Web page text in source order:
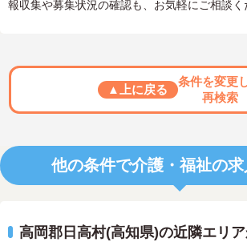
報収集や募集状況の確認も、お気軽にご相談く
▲上に戻る
条件を変更
再検索
他の条件で介護・福祉の
高岡郡日高村(高知県)の近隣エリ